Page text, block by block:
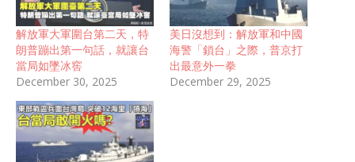
解放軍大軍圍台第二天，特
朗普蹦出第一句話，就讓台
當局如墜冰窖
December 30, 2025
美日沒想到：解放軍和中國
海警「鎖台」之際，普京打
出最意外一拳
December 29, 2025